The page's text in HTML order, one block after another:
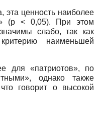
эта ценность наиболее
(p < 0,05). При этом
слабо, так как
наименьшей
для «патриотов», по
однако также
что говорит о высокой